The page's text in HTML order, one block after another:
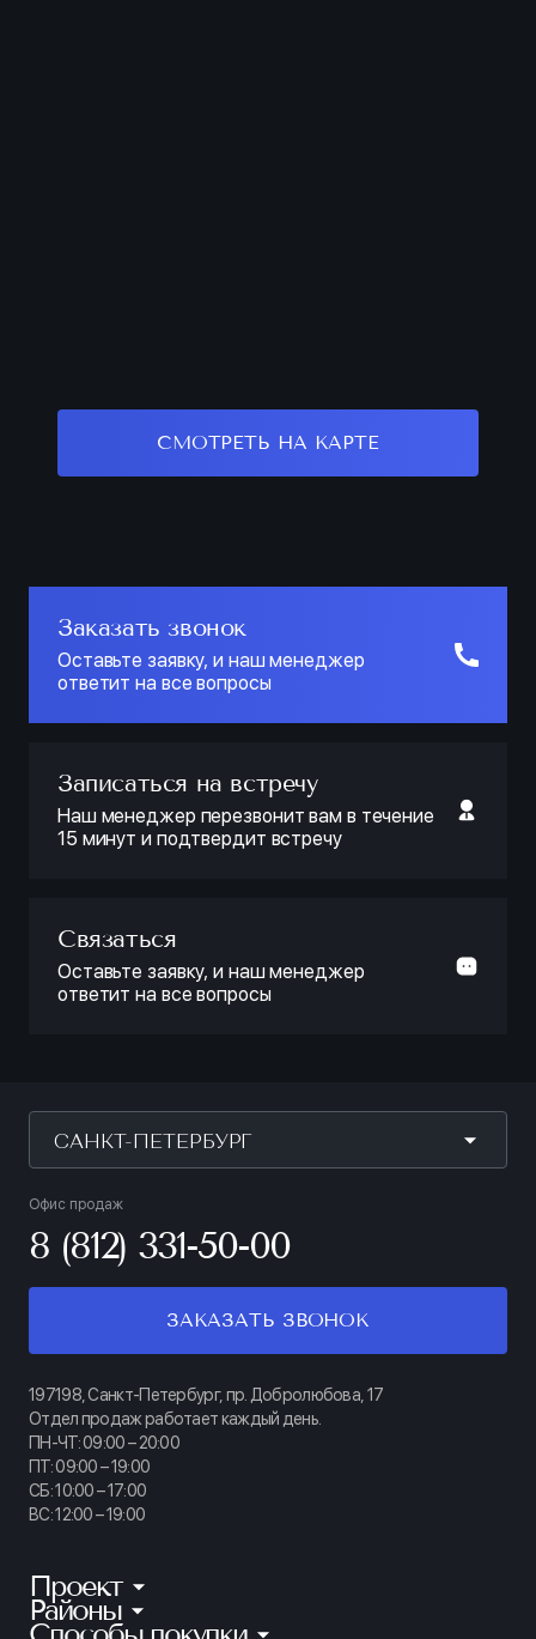
СМОТРЕТЬ НА КАРТЕ
Заказать звонок
Оставьте заявку, и наш менеджер
ответит на все вопросы
Записаться на встречу
Наш менеджер перезвонит вам в течение
15 минут и подтвердит встречу
Связаться
Оставьте заявку, и наш менеджер
ответит на все вопросы
САНКТ-ПЕТЕРБУРГ
Офис продаж
8 (812) 331-50-00
ЗАКАЗАТЬ ЗВОНОК
197198, Санкт-Петербург, пр. Добролюбова, 17
Отдел продаж работает каждый день.
ПН-ЧТ: 09:00 – 20:00
ПТ: 09:00 – 19:00
СБ: 10:00 – 17:00
ВС: 12:00 – 19:00
Проект
КИНОПАРК
Районы
Калининский